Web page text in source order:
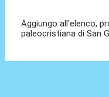
Aggiungo all'elenco,
paleocristiana di San